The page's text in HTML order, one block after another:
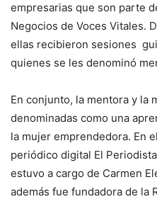
empresarias que son parte
Negocios de Voces Vitales.
ellas recibieron sesiones
quienes se les denominó
En conjunto, la mentora y la
denominadas como una
la mujer emprendedora. En
periódico digital El
estuvo a cargo de Carmen
además fue fundadora de la